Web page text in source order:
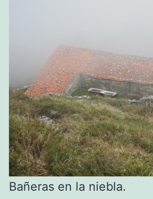
Bañeras en la niebla.